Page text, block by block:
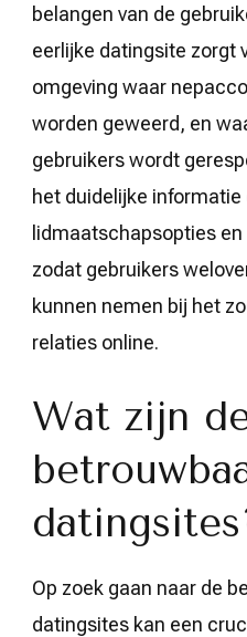
belangen van de
eerlijke datingsite zorgt
omgeving waar
worden geweerd, en
gebruikers wordt
het duidelijke informatie
lidmaatschapsopties
zodat gebruikers
kunnen nemen bij het
relaties online.
Wat zijn
Op zoek gaan naar de
datingsites kan een